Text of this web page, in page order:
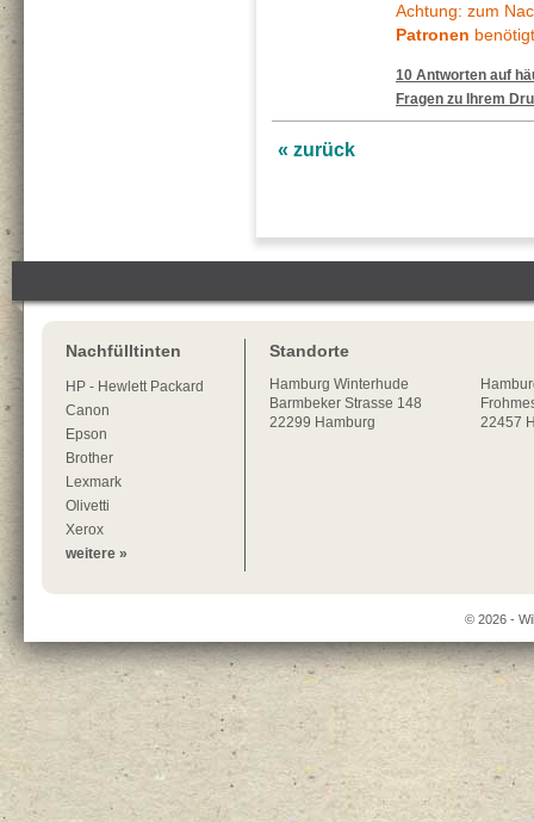
Achtung: zum
Patronen
10 Antworten auf
Fragen zu Ihrem
« zurück
Nachfülltinten
HP - Hewlett Packard
Canon
Epson
Brother
Lexmark
Olivetti
Xerox
weitere »
Standorte
Hamburg Winterhude
Barmbeker Strasse 148
22299 Hamburg
22457
© 2026 -